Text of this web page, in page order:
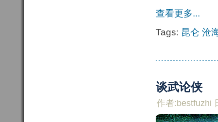
查看更多...
Tags: 昆仑 沧
谈武论侠
作者:bestfuzhi